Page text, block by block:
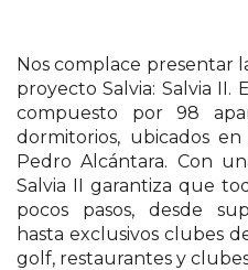
Nos complace presentar
proyecto Salvia: Salvia II.
compuesto por 98
dormitorios, ubicados
Pedro Alcántara. Con
Salvia II garantiza que
pocos pasos, desde
hasta exclusivos clubes
golf, restaurantes y